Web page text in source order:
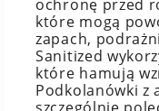
ochronę przed
które mogą
zapach,
Sanitized
które hamują
Podkolanówki z